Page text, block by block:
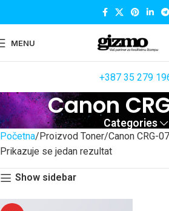
MENU
+387 35 279
Canon
Categories
Početna Proizvod Toner Canon CRG-
Prikazuje se jedan rezultat
Show sidebar